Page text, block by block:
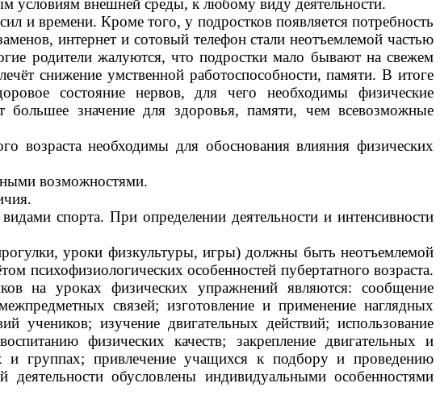
условиям внешней среды, к любому виду деятельности.
Кроме того, у подростков появляется потребность
интернет и сотовый телефон стали неотъемлемой частью
родители жалуются, что подростки мало бывают на свежем
снижение умственной работоспособности, памяти. В итоге
состояние нервов, для чего необходимы физические
значение для здоровья, памяти, чем всевозможные
необходимы для обоснования влияния физических
возможностями.
спорта. При определении деятельности и интенсивности
уроки физкультуры, игры) должны быть неотъемлемой
психофизиологических особенностей пубертатного возраста.
на уроках физических упражнений являются: сообщение
связей; изготовление и применение наглядных
учеников; изучение двигательных действий; использование
физических качеств; закрепление двигательных и
и группах; привлечение учащихся к подбору и проведению
обусловлены индивидуальными особенностями